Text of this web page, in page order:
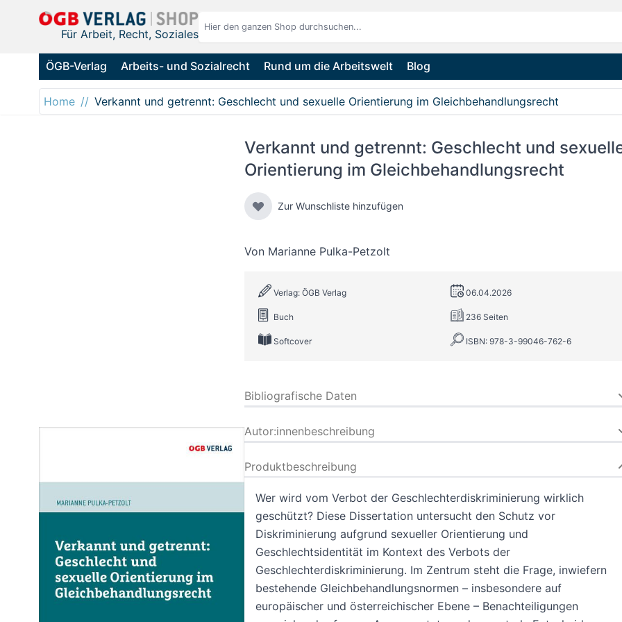
Direkt zum Inhalt
Für Arbeit, Recht, Soziales
ÖGB-Verlag Arbeits- und Sozialrecht Rund um die Arbeitswelt Blog
Home Verkannt und getrennt: Geschlecht und sexuelle Orientierung im Gleichbehandlungsrecht
Verkannt und getrennt: Geschlecht und
Orientierung im Gleichbehandlungsrecht
Zur Wunschliste hinzufügen
Von Marianne Pulka-Petzolt
Verlag: ÖGB Verlag 06.04.2026
Buch 236 Seiten
Softcover ISBN: 978-3-99046-762-6
Bibliografische Daten
Autor:innenbeschreibung
Produktbeschreibung
Wer wird vom Verbot der Geschlechterdiskriminierung wirklich
geschützt? Diese Dissertation untersucht den Schutz vor
Diskriminierung aufgrund sexueller Orientierung und
Geschlechtsidentität im Kontext des Verbots der
Geschlechterdiskriminierung. Im Zentrum steht die Frage, inwiefern
bestehende Gleichbehandlungsnormen – insbesondere auf
europäischer und österreichischer Ebene – Benachteiligungen